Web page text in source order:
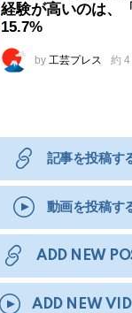
経験が高いのは、
15.7%
by 工芸プレス 約
記事を投稿す
動画を投稿す
ADD NEW
ADD NEW